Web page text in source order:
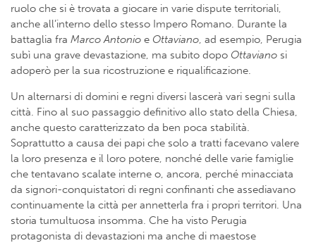
ruolo che si è trovata a giocare in varie dispute territoriali,
anche all’interno dello stesso Impero Romano. Durante la
battaglia fra Marco Antonio e Ottaviano, ad esempio, Perugia
subì una grave devastazione, ma subito dopo Ottaviano si
adoperò per la sua ricostruzione e riqualificazione.
Un alternarsi di domini e regni diversi lascerà vari segni sulla
città. Fino al suo passaggio definitivo allo stato della Chiesa,
anche questo caratterizzato da ben poca stabilità.
Soprattutto a causa dei papi che solo a tratti facevano valere
la loro presenza e il loro potere, nonché delle varie famiglie
che tentavano scalate interne o, ancora, perché minacciata
da signori-conquistatori di regni confinanti che assediavano
continuamente la città per annetterla fra i propri territori. Una
storia tumultuosa insomma. Che ha visto Perugia
protagonista di devastazioni ma anche di maestose